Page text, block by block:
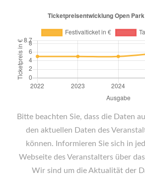
Bitte beachten Sie, dass die Daten
den aktuellen Daten des
können. Informieren Sie sich in
Webseite des Veranstalters über
Wir sind um die Aktualität der